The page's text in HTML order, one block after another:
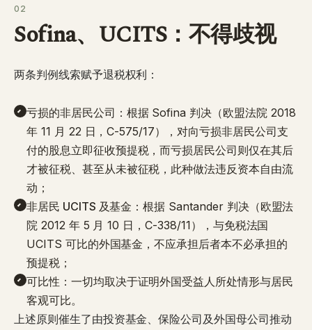
02
Sofina、UCITS：不得歧视
两条判例线索赋予退税权利：
亏损的非居民公司 ：根据 Sofina 判决（欧盟法院 2018
年 11 月 22 日，C-575/17），对向亏损非居民公司支
付的股息立即征收预提税，而亏损居民公司则仅在其后
才被征税、甚至从未被征税，此种做法违反资本自由流
动；
非居民 UCITS 及基金 ：根据 Santander 判决（欧盟法
院 2012 年 5 月 10 日，C-338/11），与免税法国
UCITS 可比的外国基金，不应承担后者本不必承担的
预提税；
可比性 ：一切均取决于证明外国受益人所处情形与居民
客观可比。
上述原则催生了由投资基金、保险公司及外国母公司推动